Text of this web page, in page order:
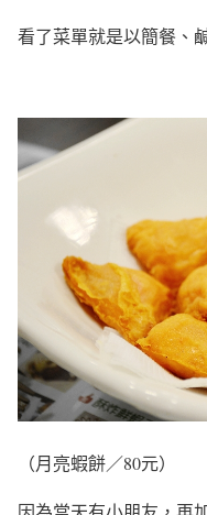
看了菜單就是以簡餐、
（月亮蝦餅／80元）